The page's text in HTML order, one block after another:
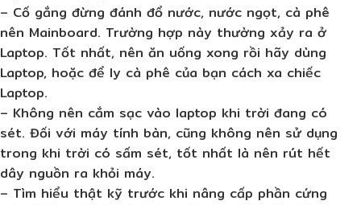
– Cố gắng đừng đánh đổ nước, nước ngọt, cà phê
nên Mainboard. Trường hợp này thường xảy ra ở
Laptop. Tốt nhất, nên ăn uống xong rồi hãy dùng
Laptop, hoặc để ly cà phê của bạn cách xa chiếc
Laptop.
– Không nên cắm sạc vào laptop khi trời đang có
sét. Đối với máy tính bàn, cũng không nên sử dụng
trong khi trời có sấm sét, tốt nhất là nên rút hết
dây nguồn ra khỏi máy.
– Tìm hiểu thật kỹ trước khi nâng cấp phần cứng